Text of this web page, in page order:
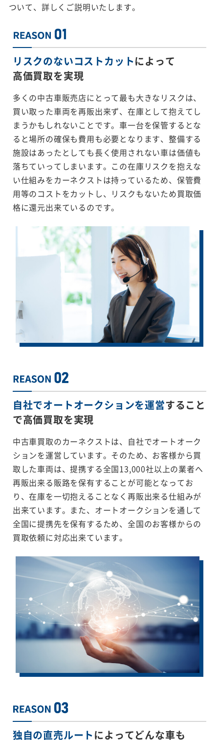
ついて、詳しくご説明いたします。
リスクのないコストカットによって
高価買取を実現
多くの中古車販売店にとって最も大きなリスクは、
買い取った車両を再販出来ず、在庫として抱えてし
まうかもしれないことです。車一台を保管するとな
ると場所の確保も費用も必要となります、整備する
施設はあったとしても長く使用されない車は価値も
落ちていってしまいます。この在庫リスクを抱えな
い仕組みをカーネクストは持っているため、保管費
用等のコストをカットし、リスクもないため買取価
格に還元出来ているのです。
自社でオートオークションを運営すること
で高価買取を実現
中古車買取のカーネクストは、自社でオートオーク
ションを運営しています。そのため、お客様から買
取した車両は、提携する全国13,000社以上の業者へ
再販出来る販路を保有することが可能となってお
り、在庫を一切抱えることなく再販出来る仕組みが
出来ています。また、オートオークションを通して
全国に提携先を保有するため、全国のお客様からの
買取依頼に対応出来ています。
独自の直売ルートによってどんな車も